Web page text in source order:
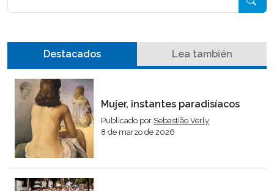
Destacados Lea también
Mujer, instantes paradisíacos
Publicado por Sebastião Verly
8 de marzo de 2026